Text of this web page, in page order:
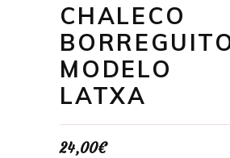
CHALECO
MODELO
LATXA
24,00€